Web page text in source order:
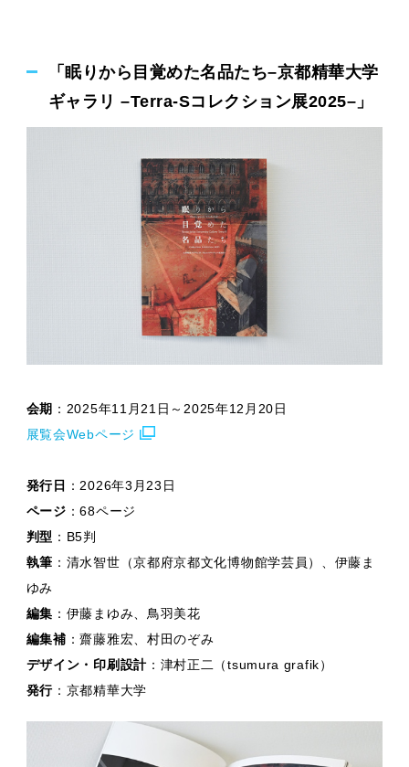
「眠りから目覚めた名品たち–京都精華大学
ギャラリ –Terra-Sコレクション展2025–」
会期 ：2025年11月21日～2025年12月20日
展覧会Webページ
発行日 ：2026年3月23日
ページ ：68ページ
判型 ：B5判
執筆 ：清水智世（京都府京都文化博物館学芸員）、伊藤ま
ゆみ
編集 ：伊藤まゆみ、鳥羽美花
編集補 ：齋藤雅宏、村田のぞみ
デザイン・印刷設計：津村正二（tsumura grafik）
発行 ：京都精華大学